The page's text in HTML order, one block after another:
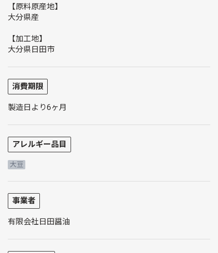
【原料原産地】
大分県産
【加工地】
大分県日田市
消費期限
製造日より6ヶ月
アレルギー品目
大豆
事業者
有限会社日田醤油